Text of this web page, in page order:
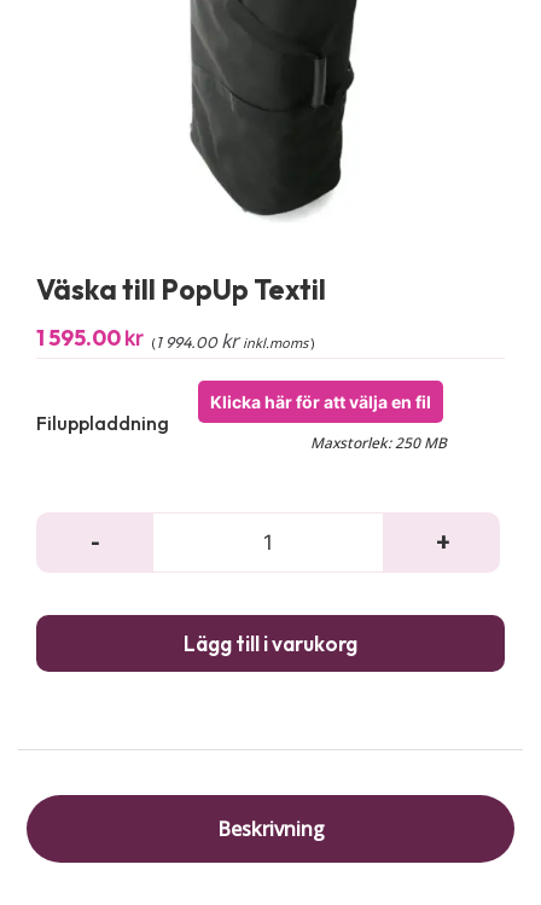
Väska till PopUp Textil
1 595.00kr (1 994.00kr inkl.moms)
Filuppladdning
Klicka här för att välja en fil
Maxstorlek: 250 MB
- +
Lägg till i varukorg
Beskrivning